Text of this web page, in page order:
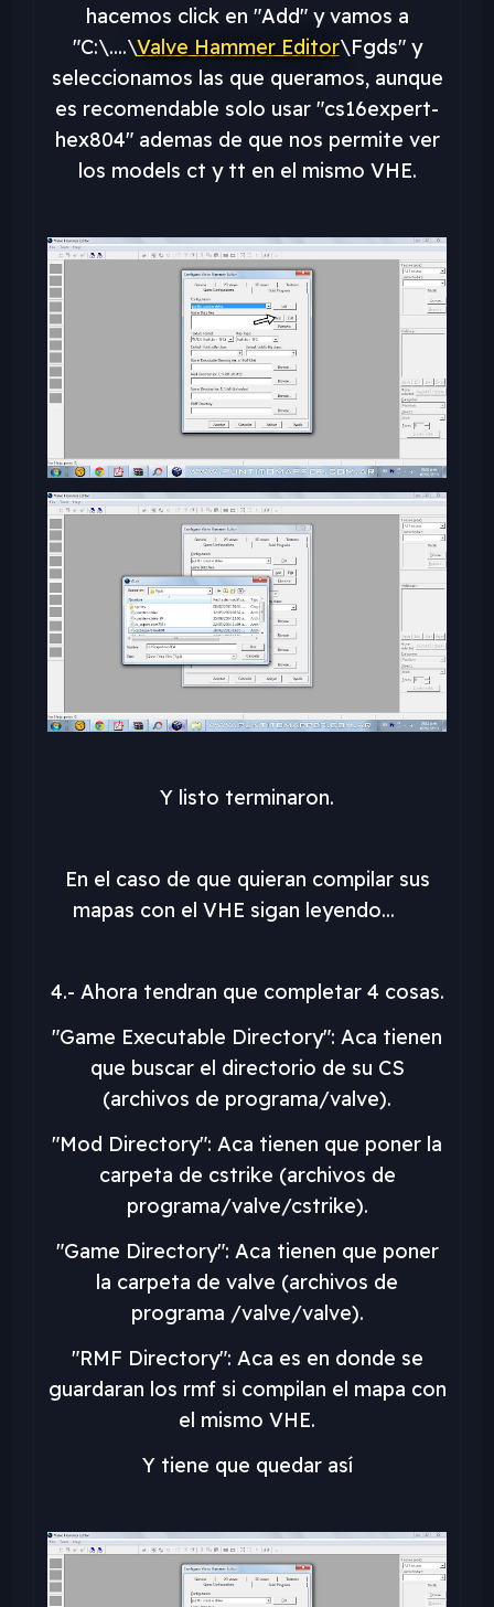
hacemos click en "Add" y vamos a
"C:\....\Valve Hammer Editor\Fgds" y
seleccionamos las que queramos, aunque
es recomendable solo usar "cs16expert-
hex804" ademas de que nos permite ver
los models ct y tt en el mismo VHE.
Y listo terminaron.
En el caso de que quieran compilar sus
mapas con el VHE sigan leyendo...
4.- Ahora tendran que completar 4 cosas.
"Game Executable Directory": Aca tienen
que buscar el directorio de su CS
(archivos de programa/valve).
"Mod Directory": Aca tienen que poner la
carpeta de cstrike (archivos de
programa/valve/cstrike).
"Game Directory": Aca tienen que poner
la carpeta de valve (archivos de
programa /valve/valve).
"RMF Directory": Aca es en donde se
guardaran los rmf si compilan el mapa con
el mismo VHE.
Y tiene que quedar así